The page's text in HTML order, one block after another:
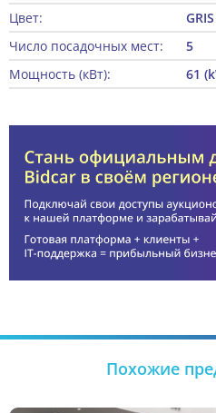
Цвет:
Число посадочных мест:
5
Мощность (кВт):
61
Похожие